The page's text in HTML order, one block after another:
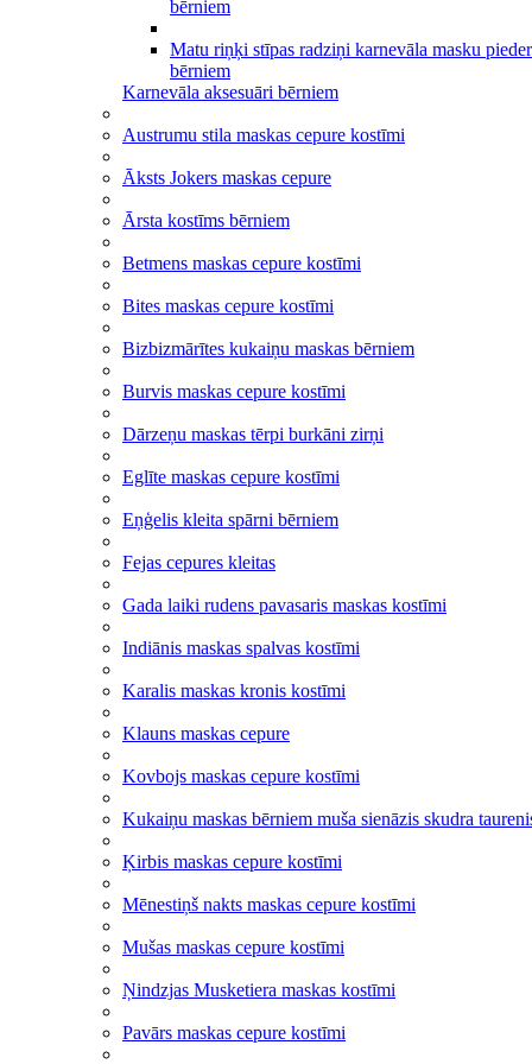
bērniem
Matu riņķi stīpas radziņi karnevāla masku
bērniem
Karnevāla aksesuāri bērniem
Austrumu stila maskas cepure kostīmi
Āksts Jokers maskas cepure
Ārsta kostīms bērniem
Betmens maskas cepure kostīmi
Bites maskas cepure kostīmi
Bizbizmārītes kukaiņu maskas bērniem
Burvis maskas cepure kostīmi
Dārzeņu maskas tērpi burkāni zirņi
Eglīte maskas cepure kostīmi
Eņģelis kleita spārni bērniem
Fejas cepures kleitas
Gada laiki rudens pavasaris maskas kostīmi
Indiānis maskas spalvas kostīmi
Karalis maskas kronis kostīmi
Klauns maskas cepure
Kovbojs maskas cepure kostīmi
Kukaiņu maskas bērniem muša sienāzis skudra
Ķirbis maskas cepure kostīmi
Mēnestiņš nakts maskas cepure kostīmi
Mušas maskas cepure kostīmi
Ņindzjas Musketiera maskas kostīmi
Pavārs maskas cepure kostīmi